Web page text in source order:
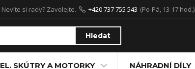
Hledat
Nevíte si rady? Zavolejte. +420 737 755 543 (Po-Pá, 13-17 hod.)
EL. SKÚTRY A MOTORKY NÁHRADNÍ DÍLY